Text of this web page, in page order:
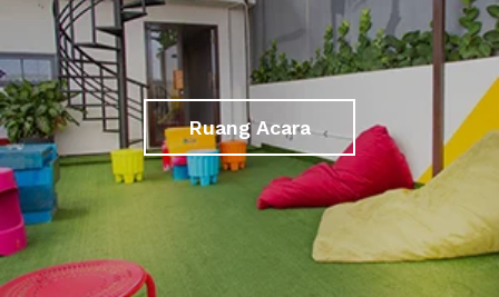
Ruang Acara